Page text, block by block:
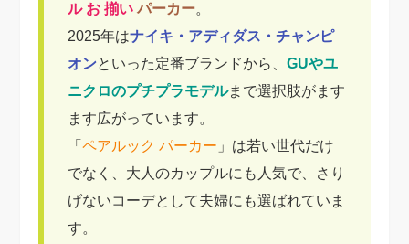
ル お 揃いパーカー。
2025年はナイキ・アディダス・チャンピ
オンといった定番ブランドから、GUやユ
ニクロのプチプラモデルまで選択肢がます
ます広がっています。
「ペアルック パーカー 」は若い世代だけ
でなく、大人のカップルにも人気で、さり
げないコーデとして夫婦にも選ばれていま
す。